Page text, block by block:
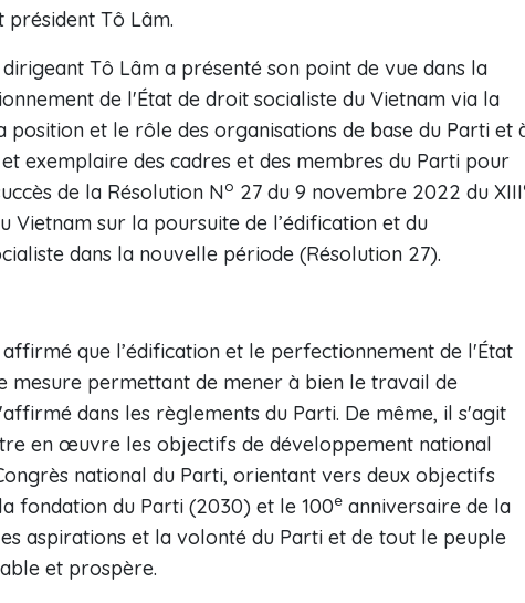
président Tô Lâm.
Tô Lâm a présenté son point de vue dans la
de l'État de droit socialiste du Vietnam via la
et le rôle des organisations de base du Parti et
exemplaire des cadres et des membres du Parti pour
de la Résolution No 27 du 9 novembre 2022 du XIII
Vietnam sur la poursuite de l’édification et du
dans la nouvelle période (Résolution 27).
que l’édification et le perfectionnement de l'État
mesure permettant de mener à bien le travail de
dans les règlements du Parti. De même, il s'agit
en œuvre les objectifs de développement national
national du Parti, orientant vers deux objectifs
fondation du Parti (2030) et le 100e anniversaire de la
aspirations et la volonté du Parti et de tout le peuple
et prospère.